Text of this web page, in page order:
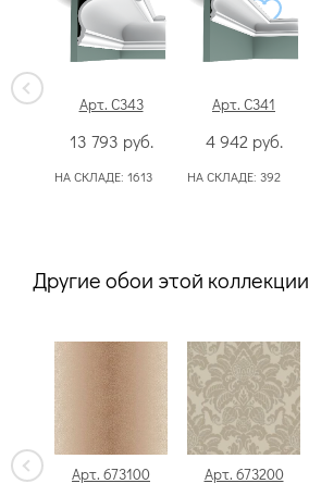
Арт. C343
13 793 руб.
НА СКЛАДЕ: 1613
Арт. C341
4 942 руб.
НА СКЛАДЕ: 392
Другие обои этой коллекции
Арт. 673100 Арт. 673200